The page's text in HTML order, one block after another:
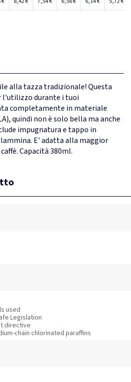
alla tazza tradizionale! Questa
l'utilizzo durante i tuoi
completamente in materiale
quindi non è solo bella ma anche
impugnatura e tappo in
E' adatta alla maggior
Capacità 380ml.
used
Legislation
directive
chain chlorinated paraffins